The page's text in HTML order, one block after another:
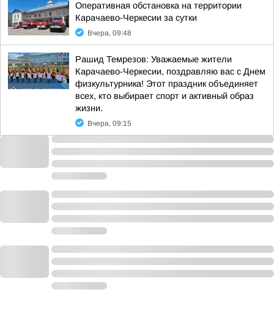
Оперативная обстановка на территории
Карачаево-Черкесии за сутки
Вчера, 09:48
Рашид Темрезов: Уважаемые жители
Карачаево-Черкесии, поздравляю вас с Днем
физкультурника! Этот праздник объединяет
всех, кто выбирает спорт и активный образ
жизни.
Вчера, 09:15